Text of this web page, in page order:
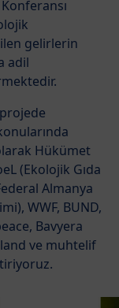
gelirlerin
adil
Hükümet
(Ekolojik Gıda
Almanya
WWF, BUND,
Bavyera
ve muhtelif